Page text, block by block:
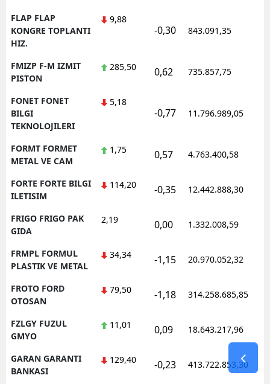
FLAP FLAP
KONGRE TOPLANTI
HIZ.
9,88
-0,30 843.091,35
FMIZP F-M IZMIT
PISTON
285,50 0,62 735.857,75
FONET FONET
BILGI
TEKNOLOJILERI
5,18
-0,77 11.796.989,05
FORMT FORMET
METAL VE CAM
1,75 0,57 4.763.400,58
FORTE FORTE BILGI
ILETISIM
114,20 -0,35 12.442.888,30
FRIGO FRIGO PAK
GIDA
2,19 0,00 1.332.008,59
FRMPL FORMUL
PLASTIK VE METAL
34,34 -1,15 20.970.052,32
FROTO FORD
OTOSAN
79,50 -1,18 314.258.685,85
FZLGY FUZUL
GMYO
11,01 0,09 18.643.217,96
GARAN GARANTI
BANKASI
129,40 -0,23 413.722.853,30